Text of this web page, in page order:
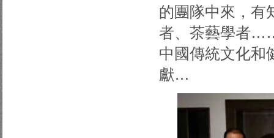
的團隊中來，有
者、茶藝學者
中國傳統文化和
獻…